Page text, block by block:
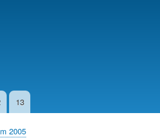
13
2005